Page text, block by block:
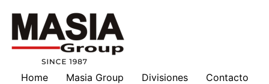
Home Masia Group Divisiones
Contacto